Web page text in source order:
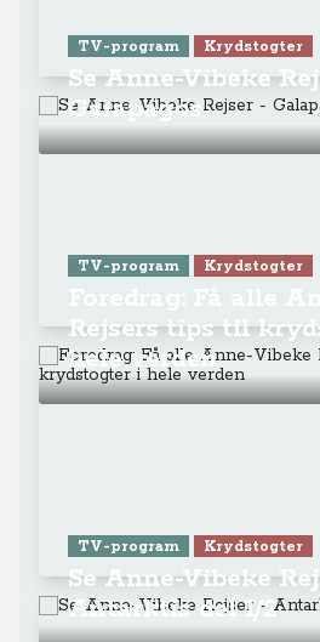
TV-program Krydstogter
Se Anne-Vibeke
Galapagos
TV-program Krydstogter
Rejsers tips til
hele verden
TV-program Krydstogter
Se Anne-Vibeke
Antarktis del 1/2